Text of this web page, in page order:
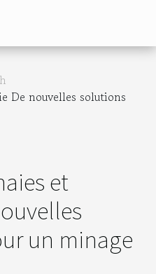
De nouvelles solutions
et
un minage